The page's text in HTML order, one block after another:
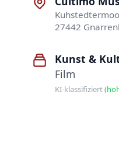
27442
Kunst &
Film
KI-klassifiziert